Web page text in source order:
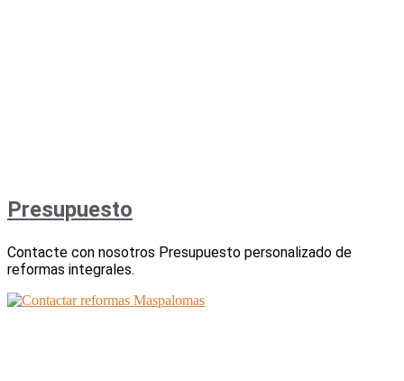
Presupuesto
Contacte con nosotros Presupuesto personalizado de
reformas integrales.